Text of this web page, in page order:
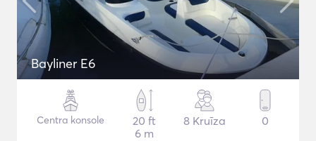
Bayliner E6
Centra konsole
20 ft
6 m
8 Kruīza 0